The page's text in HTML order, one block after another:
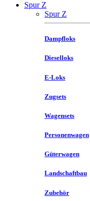
Spur Z
Spur Z
Dampfloks
Dieselloks
E-Loks
Zugsets
Wagensets
Personenwagen
Güterwagen
Landschaftbau
Zubehör